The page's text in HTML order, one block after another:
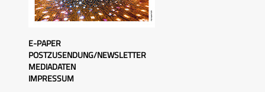
E-PAPER
POSTZUSENDUNG/NEWSLETTER
MEDIADATEN
IMPRESSUM